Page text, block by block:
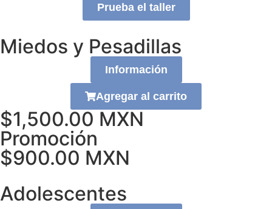
Prueba el taller
Miedos y Pesadillas
Información
Agregar al carrito
$1,500.00 MXN
Promoción
$900.00 MXN
Adolescentes